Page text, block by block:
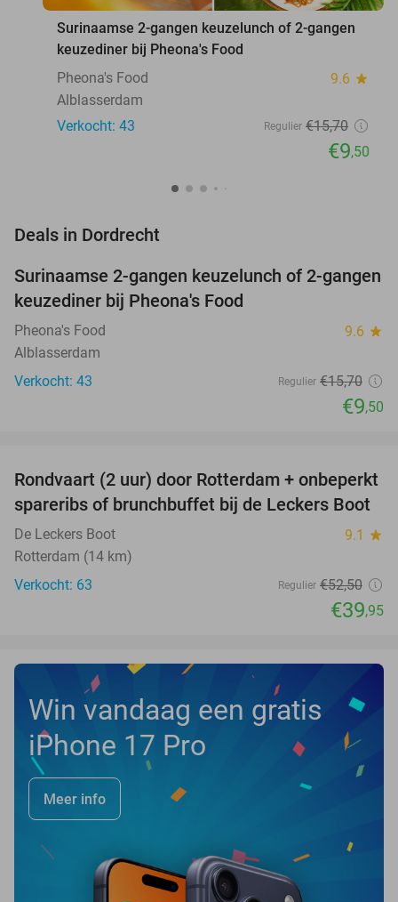
Surinaamse 2-gangen keuzelunch of 2-gangen
keuzediner bij Pheona's Food
Pheona's Food
9.6 star
Alblasserdam
Verkocht: 43
Regulier €15,70
€9,50
Deals in Dordrecht
39%
Surinaamse 2-gangen keuzelunch of 2-gangen
keuzediner bij Pheona's Food
Pheona's Food 9.6 star
Alblasserdam
Verkocht: 43
Regulier €15,70
€9,50
24%
Rondvaart (2 uur) door Rotterdam + onbeperkt
spareribs of brunchbuffet bij de Leckers Boot
De Leckers Boot 9.1 star
Rotterdam (14 km)
Verkocht: 63
Regulier €52,50
€39,95
Win vandaag een gratis
iPhone 17 Pro
Meer info